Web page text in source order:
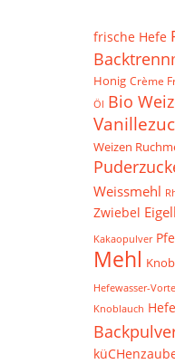
frische Hefe
Honig Crème
Öl Bio
Weizen
Weissmehl
Zwiebel
Kakaopulver
Mehl
Hefewasser-
Knoblauch